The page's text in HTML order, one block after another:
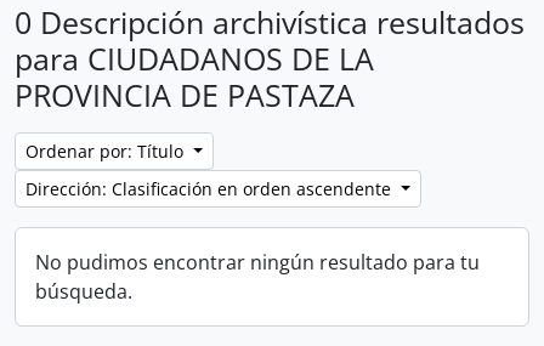
0 Descripción archivística resultados
para CIUDADANOS DE LA
PROVINCIA DE PASTAZA
Ordenar por: Título
Dirección: Clasificación en orden ascendente
No pudimos encontrar ningún resultado para tu
búsqueda.